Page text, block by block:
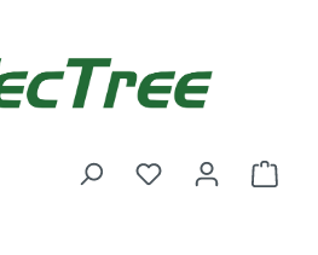
Du hast 0